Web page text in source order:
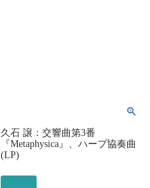
久石 譲：交響曲第3番
『Metaphysica』、ハープ協奏曲
(LP)